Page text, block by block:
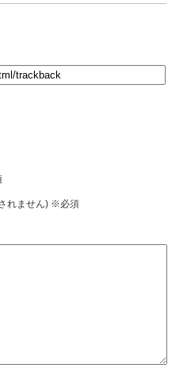
れません) ※必須